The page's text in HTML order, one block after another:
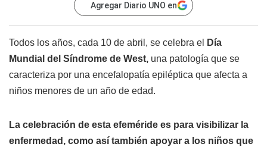
Agregar Diario UNO en
Todos los años, cada 10 de abril, se celebra el
Día
Mundial del Síndrome de West, una patología que se
caracteriza por una encefalopatía epiléptica que afecta a
niños menores de un año de edad.
La celebración de esta efeméride es para visibilizar la
enfermedad, como así también apoyar a los niños que